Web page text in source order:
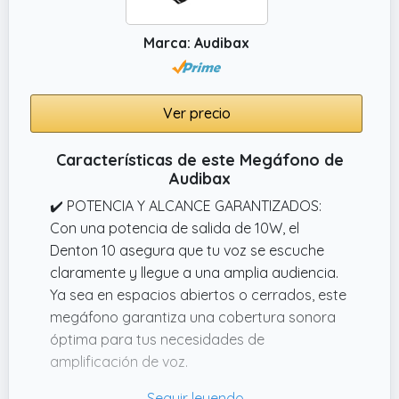
cuadrados (1000 ㎡) y lo suficientemente
alto para cubrir una gran habitación. Elija
ajustar el volumen para hacer que el sonido
cubra un área amplia.
✔️ Solución fácil de problemas: Si el
dispositivo experimenta interrupción del
sonido después de un uso prolongado,
contáctenos directamente a través de la
página 'Tus pedidos' para obtener un
reemplazo gratuito del micrófono, sin costos
adicionales ni necesidad de devolver el
dispositivo.
Marca: Audibax
Ver precio
Características de este Megáfono de
Audibax
✔️ POTENCIA Y ALCANCE GARANTIZADOS:
Con una potencia de salida de 10W, el
Denton 10 asegura que tu voz se escuche
claramente y llegue a una amplia audiencia.
Ya sea en espacios abiertos o cerrados, este
megáfono garantiza una cobertura sonora
óptima para tus necesidades de
amplificación de voz.